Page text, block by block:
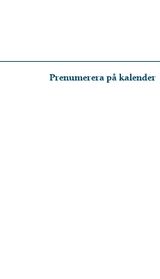
Prenumerera på kalender